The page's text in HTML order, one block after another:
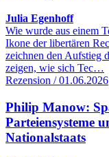
Julia Egenhoff
Wie wurde aus einem
Ikone der libertären
zeichnen den Aufstieg
zeigen, wie sich Tec…
Rezension / 01.06.2026
Philip Manow:
Parteiensysteme
Nationalstaats